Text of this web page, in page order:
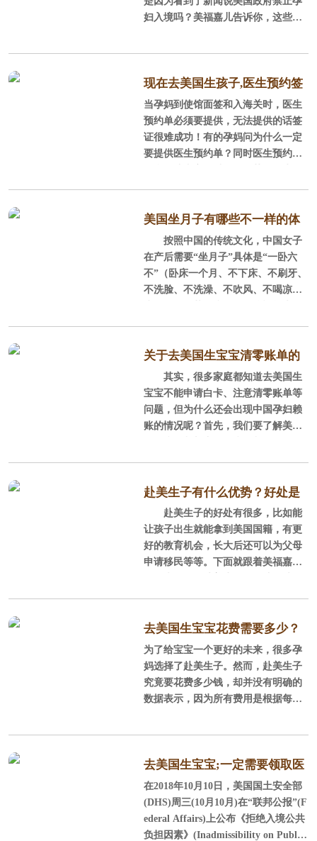
半年内白底照片2张，注意不可戴
清洗
月的有效期，护照尾页由本人亲笔签
半年内白底照片2张，注意不可戴
眼镜、不可有饰品、露出耳朵、面部
清洗
③、申请表
如实填写DS-160中文申请表格请
妇入境吗？美福嘉儿告诉你，这些都
现阶层飞跃，还有什么别的原因，来
看美福嘉儿的总结。
现在去美国生孩子,医生预约签
证能证明什么？
当孕妈到使馆面签和入海关时，医生
预约单必须要提供，无法提供的话签
证很难成功！有的孕妈问为什么一定
要提供医生预约单？同时医生预约单
美国坐月子有哪些不一样的体
验？
按照中国的传统文化，中国女子
在产后需要“坐月子”具体是“一卧六
不”（卧床一个月、不下床、不刷牙、
不洗脸、不洗澡、不吹风、不喝凉
美国产子家庭的家长们，时常会
担心孕妈独自一人在美国生活，美国
月子中心能不能给予好的照顾，特别
是坐月子期间生活怎么样？下面是美
嫂会全程24小时陪护，月嫂每天会记
录宝宝吃奶大便体重增长情况，虽然
没有24小时守护宝宝，但也能了解宝
宝24小时
关于去美国生宝宝清零账单的
那些事儿！
其实，很多家庭都知道去美国生
宝宝不能申请白卡、注意清零账单等
问题，但为什么还会出现中国孕妇赖
账的情况呢？首先，我们要了解美国
病后结账，​一般孕妈们生完美宝后，
要过一段时间才收到美国医院和医生
的账单，再结清账单即可。那么那些
没有被清零的账单又是什么情况呢？
1、可能不止有一份账单
后才收到一份清零账单，清零之后就
不再过问了，殊不知妇产科医生、生
产医生、麻醉医生、
赴美生子有什么优势？好处是
多方面的
赴美生子的好处有很多，比如能
让孩子出生就能拿到美国国籍，有更
好的教育机会，长大后还可以为父母
申请移民等等。下面就跟着美福嘉儿
一、法律的认证
根据1868年宪法第14条修正
案：“所有在美国出生或在美国归化，
并受美国司法管辖的人，都是美国公
生的孩子享有“出生公民权”，自然获
得美国国籍，而不管其父母的国籍和
法律身份。
二、医疗资源均衡
去美国生宝宝花费需要多少？
国外生孩子很贵么？
为了给宝宝一个更好的未来，很多孕
妈选择了赴美生子。然而，赴美生子
究竟要花费多少钱，却并没有明确的
数据表示，因为所有费用是根据每个
去美国生宝宝;一定需要领取医
院清零帐单!
在2018年10月10日，美国国土安全部
(DHS)周三(10月10月)在“联邦公报”(F
ederal Affairs)上公布《拒绝入境公共
负担因素》(Inadmissibility on Public